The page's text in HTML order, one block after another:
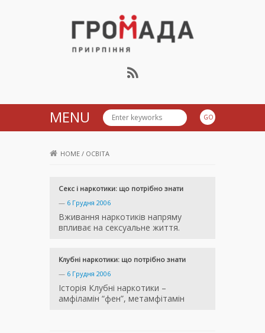
Громада Приірпіння
MENU
HOME / ОСВІТА
Секс і наркотики: що потрібно знати
— 6 Грудня 2006
Вживання наркотиків напряму
впливає на сексуальне життя.
Клубні наркотики: що потрібно знати
— 6 Грудня 2006
Історія Клубні наркотики –
амфіламін “фен”, метамфітамін